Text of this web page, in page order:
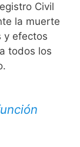
Civil
la muerte
y efectos
todos los